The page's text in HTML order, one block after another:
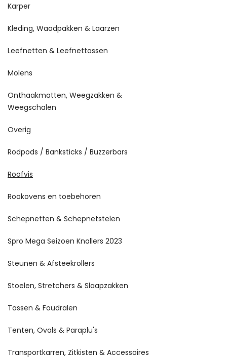
Karper
Kleding, Waadpakken & Laarzen
Leefnetten & Leefnettassen
Molens
Onthaakmatten, Weegzakken &
Weegschalen
Overig
Rodpods / Banksticks / Buzzerbars
Roofvis
Rookovens en toebehoren
Schepnetten & Schepnetstelen
Spro Mega Seizoen Knallers 2023
Steunen & Afsteekrollers
Stoelen, Stretchers & Slaapzakken
Tassen & Foudralen
Tenten, Ovals & Paraplu's
Transportkarren, Zitkisten & Accessoires